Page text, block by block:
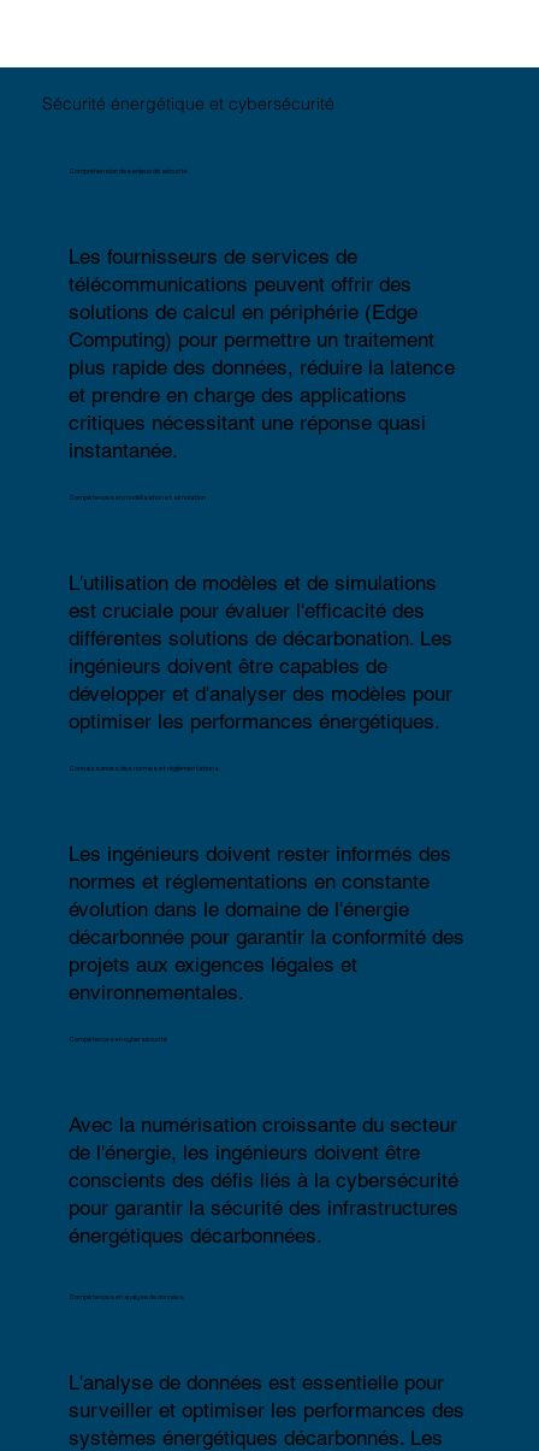
Sécurité énergétique et cybersécurité
Compréhension des enjeux de sécurité
Les fournisseurs de services de
télécommunications peuvent offrir des
solutions de calcul en périphérie (Edge
Computing) pour permettre un traitement
plus rapide des données, réduire la latence
et prendre en charge des applications
critiques nécessitant une réponse quasi
instantanée.
Compétences en modélisation et simulation
L'utilisation de modèles et de simulations
est cruciale pour évaluer l'efficacité des
différentes solutions de décarbonation. Les
ingénieurs doivent être capables de
développer et d'analyser des modèles pour
optimiser les performances énergétiques.
Connaissances des normes et réglementations
Les ingénieurs doivent rester informés des
normes et réglementations en constante
évolution dans le domaine de l'énergie
décarbonnée pour garantir la conformité des
projets aux exigences légales et
environnementales.
Compétences en cybersécurité
Avec la numérisation croissante du secteur
de l'énergie, les ingénieurs doivent être
conscients des défis liés à la cybersécurité
pour garantir la sécurité des infrastructures
énergétiquesdécarbonnées.
Compétences en analyse de données
L'analyse de données est essentielle pour
surveiller et optimiser les performances des
systèmes énergétiques décarbonnés. Les